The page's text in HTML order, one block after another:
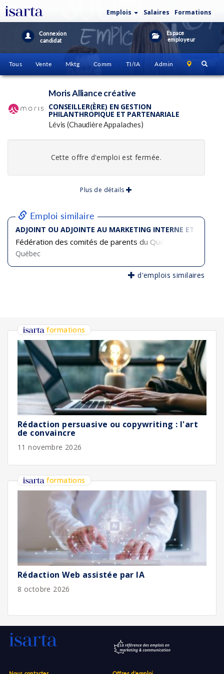
Emplois Salaires Formations
Connexion
candidat
Espace
employeur
Tous Vente Mktg Comm TI/IA Admin
Moris Alliance créative
CONSEILLER(ÈRE) EN GESTION
PHILANTHROPIQUE ET PARTENARIALE
Lévis (Chaudière Appalaches)
Cette offre d'emploi est fermée.
Plus de détails
Emploi similaire
ADJOINT OU ADJOINTE AU MARKETING INTERNE ET À
Fédération des comités de parents du Québec
Québec
d'emplois similaires
formations
Rédaction persuasive ou copywriting : l'art
de convaincre
11 novembre 2026
formations
Rédaction Web assistée par IA
8 octobre 2026